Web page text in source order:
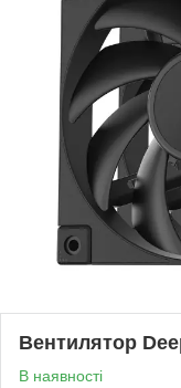
Вентилятор
В наявності